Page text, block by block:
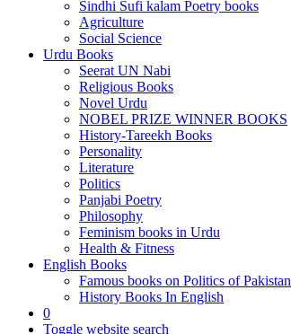
Sindhi Sufi kalam Poetry books
Agriculture
Social Science
Urdu Books
Seerat UN Nabi
Religious Books
Novel Urdu
NOBEL PRIZE WINNER BOOKS
History-Tareekh Books
Personality
Literature
Politics
Panjabi Poetry
Philosophy
Feminism books in Urdu
Health & Fitness
English Books
Famous books on Politics of Pakistan
History Books In English
0
Toggle website search